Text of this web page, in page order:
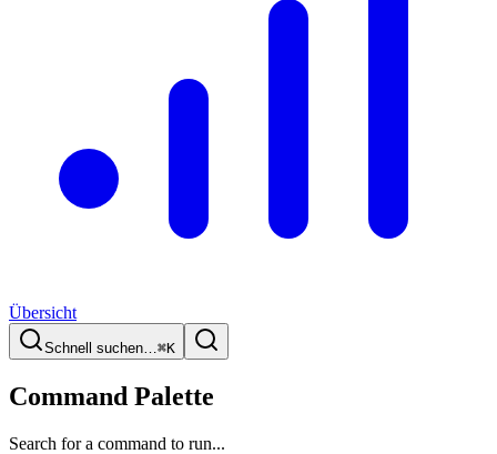
Übersicht
Schnell suchen…⌘K
Command Palette
Search for a command to run...